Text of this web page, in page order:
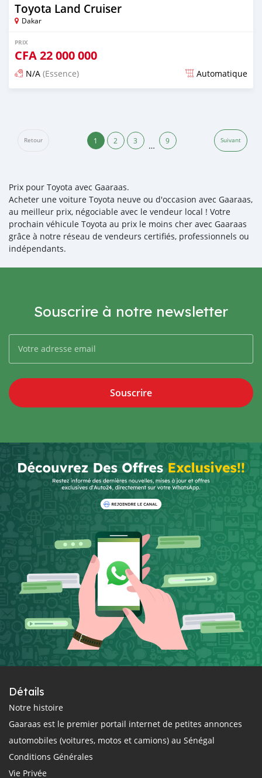
Toyota Land Cruiser
Dakar
PRIX
CFA22 000 000
N/A (Essence) Automatique
Retour 1 2 3 … 9 Suivant
Prix pour Toyota avec Gaaraas.
Acheter une voiture Toyota neuve ou d'occasion avec Gaaraas,
au meilleur prix, négociable avec le vendeur local ! Votre
prochain véhicule Toyota au prix le moins cher avec Gaaraas
grâce à notre réseau de vendeurs certifiés, professionnels ou
indépendants.
Souscrire à notre newsletter
Souscrire
Détails
Notre histoire
Gaaraas est le premier portail internet de petites annonces
automobiles (voitures, motos et camions) au Sénégal
Conditions Générales
Vie Privée